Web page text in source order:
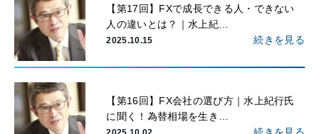
【第17回】FXで成長できる人・できない
人の違いとは？｜水上紀…
2025.10.15 続きを見る
【第16回】FX会社の選び方｜水上紀行氏
に聞く！為替相場を生き…